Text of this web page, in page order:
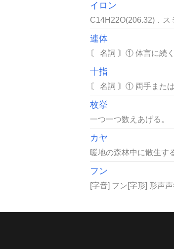
イロン
C14H22O(206.32)．ス
連体
〘 名詞 〙① 体言に続
十指
〘 名詞 〙① 両手また
枚挙
一つ一つ数えあげる。
カヤ
暖地の森林中に散生す
フン
[字音] フン[字形] 形声